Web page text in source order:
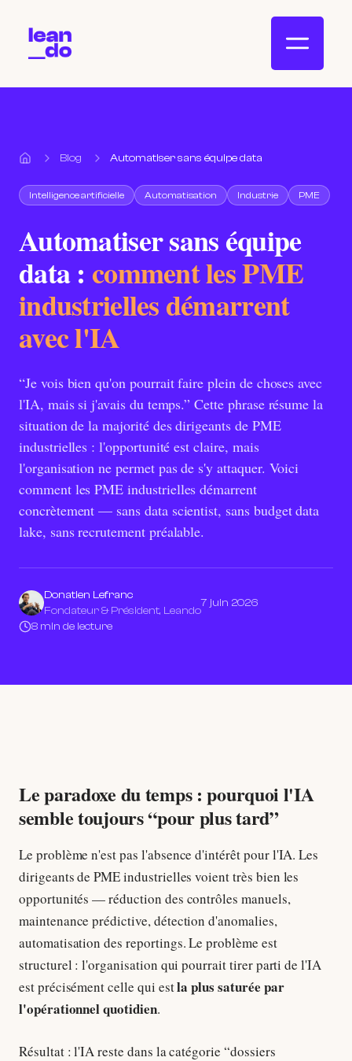
Accueil
Blog Automatiser sans équipe data
Intelligence artificielle Automatisation Industrie PME
Automatiser sans équipe
data : comment les PME
industrielles démarrent
avec l'IA
“Je vois bien qu'on pourrait faire plein de choses avec
l'IA, mais si j'avais du temps.” Cette phrase résume la
situation de la majorité des dirigeants de PME
industrielles : l'opportunité est claire, mais
l'organisation ne permet pas de s'y attaquer. Voici
comment les PME industrielles démarrent
concrètement — sans data scientist, sans budget data
lake, sans recrutement préalable.
Donatien Lefranc
Fondateur & Président, Leando
7 juin 2026
8 min de lecture
Le paradoxe du temps : pourquoi l'IA
semble toujours “pour plus tard”
Le problème n'est pas l'absence d'intérêt pour l'IA. Les
dirigeants de PME industrielles voient très bien les
opportunités — réduction des contrôles manuels,
maintenance prédictive, détection d'anomalies,
automatisation des reportings. Le problème est
structurel : l'organisation qui pourrait tirer parti de l'IA
est précisément celle qui estla plus saturée par
l'opérationnel quotidien.
Résultat : l'IA reste dans la catégorie “dossiers